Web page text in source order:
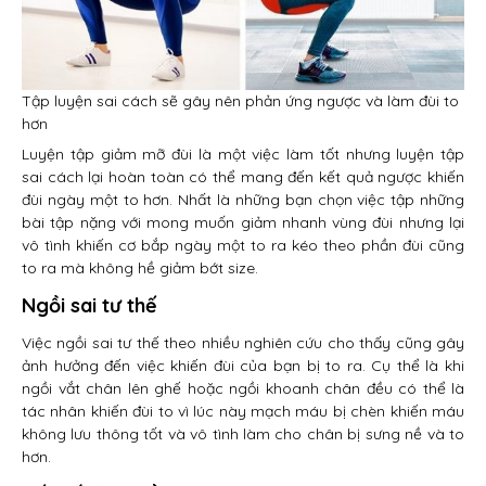
Tập luyện sai cách sẽ gây nên phản ứng ngược và làm đùi to
hơn
Luyện tập giảm mỡ đùi là một việc làm tốt nhưng luyện tập
sai cách lại hoàn toàn có thể mang đến kết quả ngược khiến
đùi ngày một to hơn. Nhất là những bạn chọn việc tập những
bài tập nặng với mong muốn giảm nhanh vùng đùi nhưng lại
vô tình khiến cơ bắp ngày một to ra kéo theo phần đùi cũng
to ra mà không hề giảm bớt size.
Ngồi sai tư thế
Việc ngồi sai tư thế theo nhiều nghiên cứu cho thấy cũng gây
ảnh hưởng đến việc khiến đùi của bạn bị to ra. Cụ thể là khi
ngồi vắt chân lên ghế hoặc ngồi khoanh chân đều có thể là
tác nhân khiến đùi to vì lúc này mạch máu bị chèn khiến máu
không lưu thông tốt và vô tình làm cho chân bị sưng nề và to
hơn.